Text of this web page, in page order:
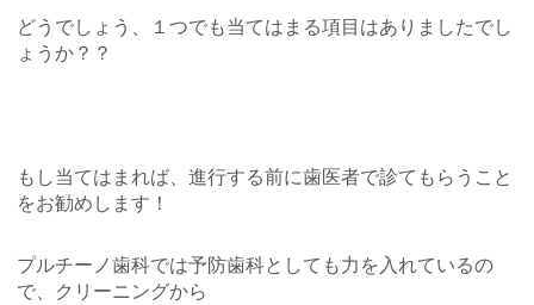
どうでしょう、１つでも当てはまる項目はありましたでし
ょうか？？
もし当てはまれば、進行する前に歯医者で診てもらうこと
をお勧めします！
プルチーノ歯科では予防歯科としても力を入れているの
で、クリーニングから